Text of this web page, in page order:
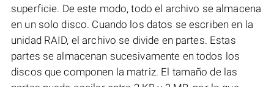
superficie. De este modo, todo el archivo se almacena
en un solo disco. Cuando los datos se escriben en la
unidad RAID, el archivo se divide en partes. Estas
partes se almacenan sucesivamente en todos los
discos que componen la matriz. El tamaño de las